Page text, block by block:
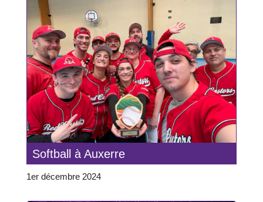
Softball à Auxerre
1er décembre 2024